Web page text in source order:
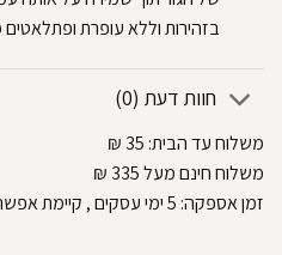
בזהירות וללא עופרת ופתלאטים
חוות דעת (0)
משלוח עד הבית:
₪
משלוח חינם מעל 335
₪
זמן אספקה: 5ימי עסקים, קיימת